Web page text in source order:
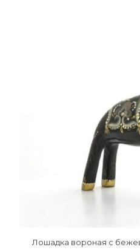
Лошадка вороная с